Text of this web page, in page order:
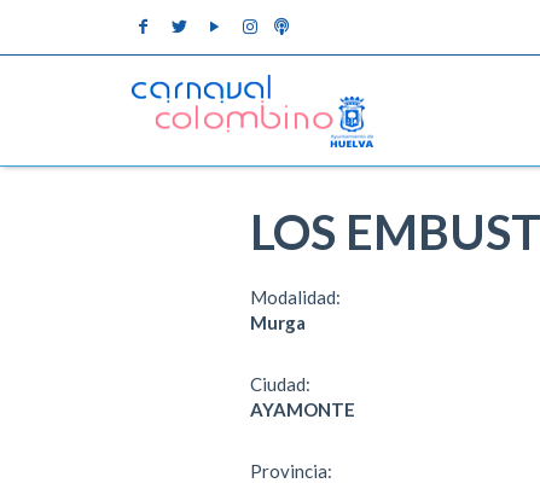
LOS
Modalidad:
Murga
Ciudad:
AYAMONTE
Provincia: